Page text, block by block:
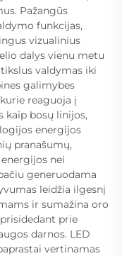
Pažangūs
funkcijas,
vizualinius
dalys vienu metu
valdymas iki
galimybes
reaguoja į
kaip bosų linijos,
energijos
pranašumų,
nei
generuodama
leidžia ilgesnį
ir sumažina oro
prie
darnos. LED
vertinamas